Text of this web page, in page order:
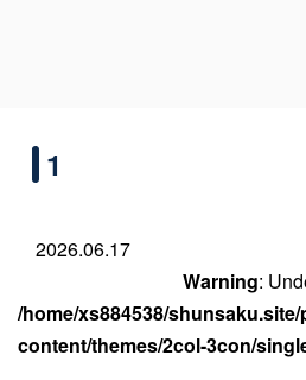
1
2026.06.17
Warning:
/home/xs884538/
content/themes/2col-3con/